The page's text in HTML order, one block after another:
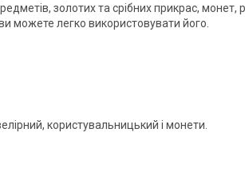
золотих та срібних прикрас,
можете легко використовувати його.
користувальницький і монети.